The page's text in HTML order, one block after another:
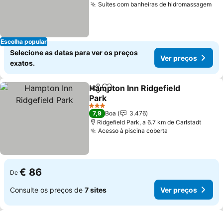
Escolha popular
Suítes com banheiras de hidromassagem
Selecione as datas para ver os preços
exatos.
Ver preços
PartilharAdicionar aos favoritos
Hampton Inn Ridgefield
Park
3 Estrelas
7,9 Boa
3.476
Ridgefield Park, a 6.7 km de Carlstadt
Acesso à piscina coberta
De € 86
Consulte os preços de 7 sites Ver preços